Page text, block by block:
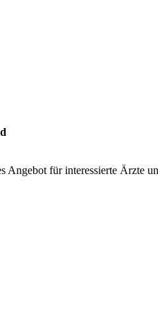
Angebot für interessierte Ärzte